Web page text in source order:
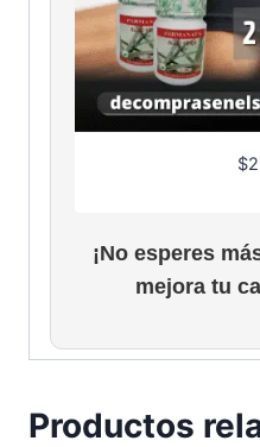
$
¡No esperes
mejora tu
Productos